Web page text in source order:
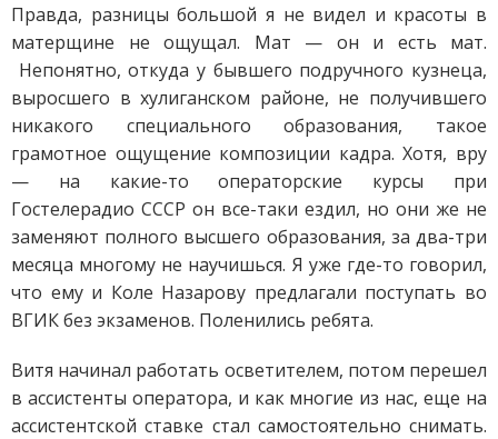
Правда, разницы большой я не видел и красоты в
матерщине не ощущал. Мат — он и есть мат.
Непонятно, откуда у бывшего подручного кузнеца,
выросшего в хулиганском районе, не получившего
никакого специального образования, такое
грамотное ощущение композиции кадра. Хотя, вру
— на какие-то операторские курсы при
Гостелерадио СССР он все-таки ездил, но они же не
заменяют полного высшего образования, за два-три
месяца многому не научишься. Я уже где-то говорил,
что ему и Коле Назарову предлагали поступать во
ВГИК без экзаменов. Поленились ребята.
Витя начинал работать осветителем, потом перешел
в ассистенты оператора, и как многие из нас, еще на
ассистентской ставке стал самостоятельно снимать.